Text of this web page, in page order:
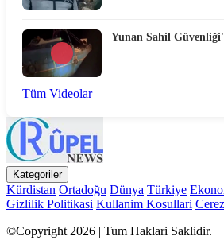
Yunan Sahil
Tüm Videolar
Kategoriler
Kürdistan Ortadoğu Dünya Türkiye
Gizlilik Politikasi Kullanim Kosullari
©Copyright 2026 | Tum Haklari Saklidir.